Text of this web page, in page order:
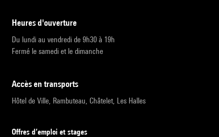
heures d'ouverture
Du lundi au vendredi de 9h30 à 19h
Fermé le samedi et le dimanche
accès en transports
Hôtel de Ville, Rambuteau, Châtelet, Les Halles
Offres d’emploi et stages